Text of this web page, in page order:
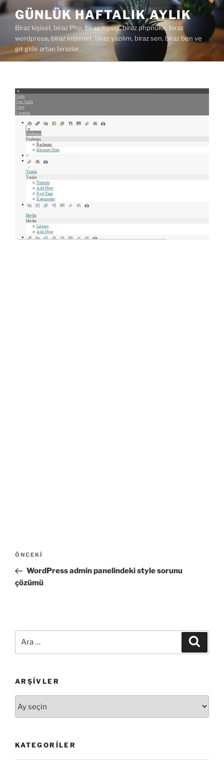
İçeriğe
geç
GÜNLÜK HAFTALIK AYLIK
Biraz kişisel, biraz Php, biraz mysql, biraz phpnuke, biraz
wordpress, biraz internet, biraz yazılım, biraz sen, biraz ben ve
git gide artan birazlar..
Yazı
Önceki
Yazı
ÖNCEKI
WordPress admin panelindeki style sorunu
çözümü
ARŞIVLER
KATEGORILER